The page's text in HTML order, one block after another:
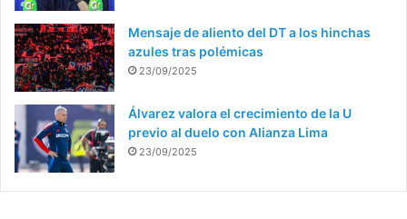
Mensaje de aliento del DT a los hinchas
azules tras polémicas
23/09/2025
Álvarez valora el crecimiento de la U
previo al duelo con Alianza Lima
23/09/2025